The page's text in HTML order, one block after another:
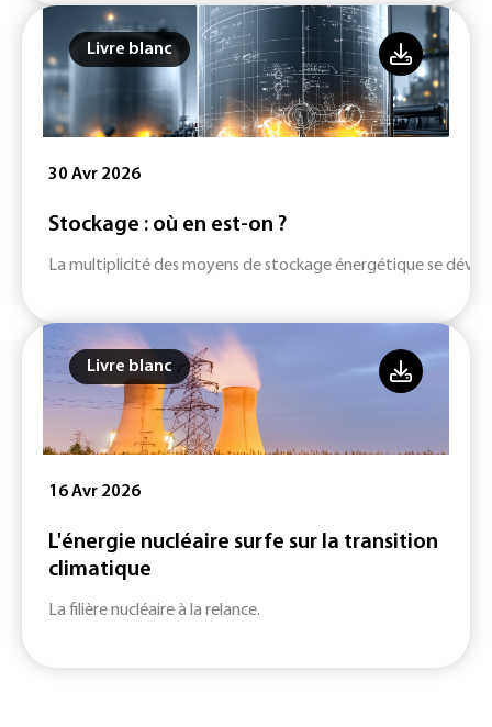
Livre blanc
30 Avr 2026
Stockage : où en est-on ?
La multiplicité des moyens de stockage énergétique se
Livre blanc
16 Avr 2026
L'énergie nucléaire surfe sur la transition
climatique
La filière nucléaire à la relance.